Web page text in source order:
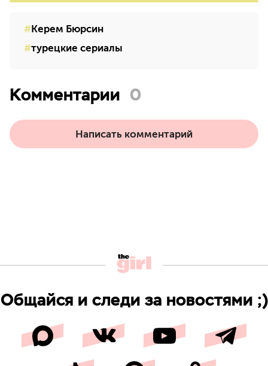
Керем Бюрсин
турецкие сериалы
Комментарии 0
Написать комментарий
Общайся и следи за новостями ;)